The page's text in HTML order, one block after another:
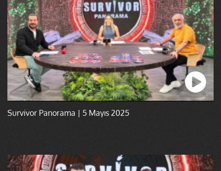
Survivor Panorama | 5 Mayıs 2025